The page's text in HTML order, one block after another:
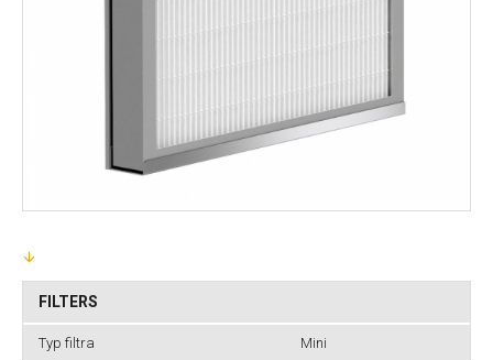
FILTERS
Typ filtra Mini